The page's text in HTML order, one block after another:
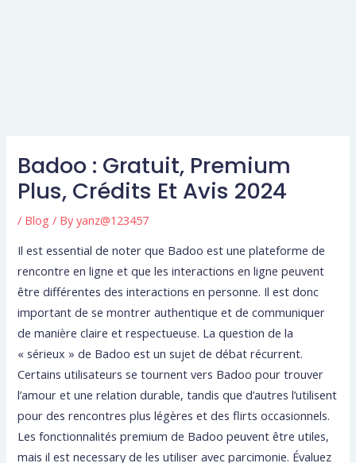
Badoo : Gratuit, Premium
Plus, Crédits Et Avis 2024
/ Blog / Byyanz@123457
Il est essential de noter que Badoo est une plateforme de
rencontre en ligne et que les interactions en ligne peuvent
être différentes des interactions en personne. Il est donc
important de se montrer authentique et de communiquer
de manière claire et respectueuse. La question de la
« sérieux » de Badoo est un sujet de débat récurrent.
Certains utilisateurs se tournent vers Badoo pour trouver
l’amour et une relation durable, tandis que d’autres l’utilisent
pour des rencontres plus légères et des flirts occasionnels.
Les fonctionnalités premium de Badoo peuvent être utiles,
mais il est necessary de les utiliser avec parcimonie. Évaluez